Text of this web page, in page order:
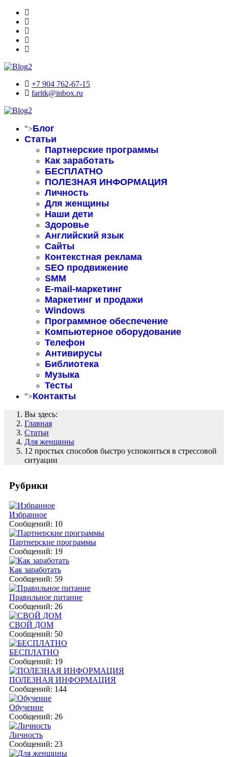
+7 904 762-67-15
faritk@inbox.ru
">Блог
Статьи
Партнерские программы
Как заработать
БЕСПЛАТНО
ПОЛЕЗНАЯ ИНФОРМАЦИЯ
Личность
Для женщины
Наши дети
Здоровье
Английский язык
Сайты
Контекстная реклама
SEO продвижение
SMM
E-mail-маркетинг
Маркетинг и продажи
Windows
Программное обеспечение
Компьютерное оборудование
Телефон
Антивирусы
Библиотека
Музыка
Тесты
">Контакты
Вы здесь:
Главная
Статьи
Для женщины
12 простых способов быстро успокоиться в стрессовой
ситуации
Рубрики
Избранное
Сообщений: 10
Партнерские программы
Сообщений: 19
Как заработать
Сообщений: 59
Правильное питание
Сообщений: 26
СВОЙ ДОМ
Сообщений: 50
БЕСПЛАТНО
Сообщений: 19
ПОЛЕЗНАЯ ИНФОРМАЦИЯ
Сообщений: 144
Обучение
Сообщений: 26
Личность
Сообщений: 23